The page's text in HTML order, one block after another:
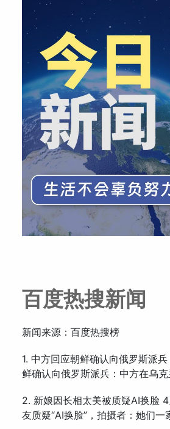
百度热搜新闻
新闻来源：百度热搜榜
1. 中方回应朝鲜确认向俄罗斯派
鲜确认向俄罗斯派兵：中方在乌
2. 新娘因长相太美被质疑AI换脸
友质疑“AI换脸”，拍摄者：她们一